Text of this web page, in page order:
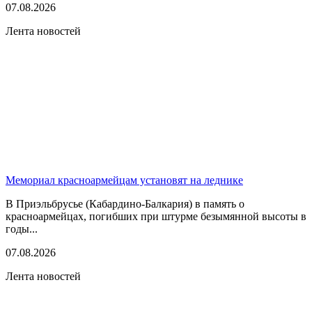
07.08.2026
Лента новостей
Мемориал красноармейцам установят на леднике
В Приэльбрусье (Кабардино-Балкария) в память о
красноармейцах, погибших при штурме безымянной высоты в
годы...
07.08.2026
Лента новостей